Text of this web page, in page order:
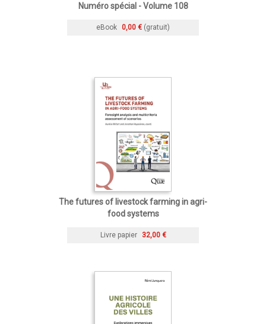
Numéro spécial - Volume 108
eBook 0,00 € (gratuit)
The futures of livestock farming in agri-
food systems
Livre papier 32,00 €